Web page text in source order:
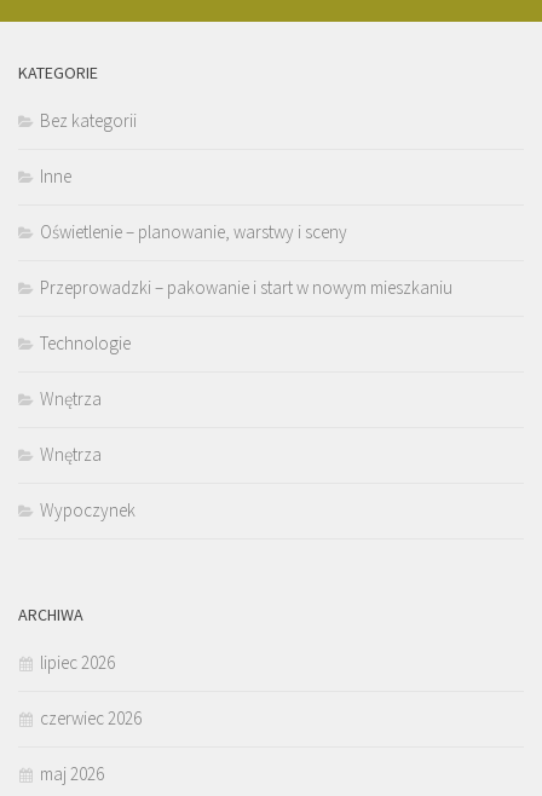
KATEGORIE
Bez kategorii
Inne
Oświetlenie – planowanie, warstwy i sceny
Przeprowadzki – pakowanie i start w nowym mieszkaniu
Technologie
Wnętrza
Wnętrza
Wypoczynek
ARCHIWA
lipiec 2026
czerwiec 2026
maj 2026